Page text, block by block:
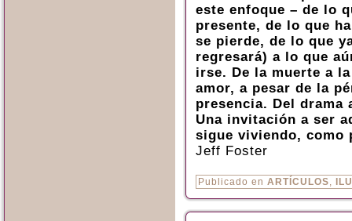
este enfoque – de lo
presente, de lo que
se pierde, de lo que
regresará) a lo que
irse. De la muerte a
amor, a pesar de la
presencia. Del drama
Una invitación a ser
sigue viviendo, como
Jeff Foster
Publicado en ARTÍCULOS,